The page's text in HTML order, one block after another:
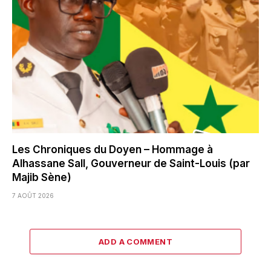
Les Chroniques du Doyen – Hommage à
Alhassane Sall, Gouverneur de Saint-Louis (par
Majib Sène)
7 AOÛT 2026
ADD A COMMENT